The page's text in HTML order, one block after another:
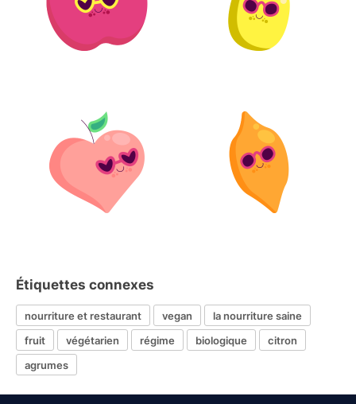
Étiquettes connexes
nourriture et restaurant vegan
la nourriture saine
fruit
végétarien régime biologique
citron
agrumes